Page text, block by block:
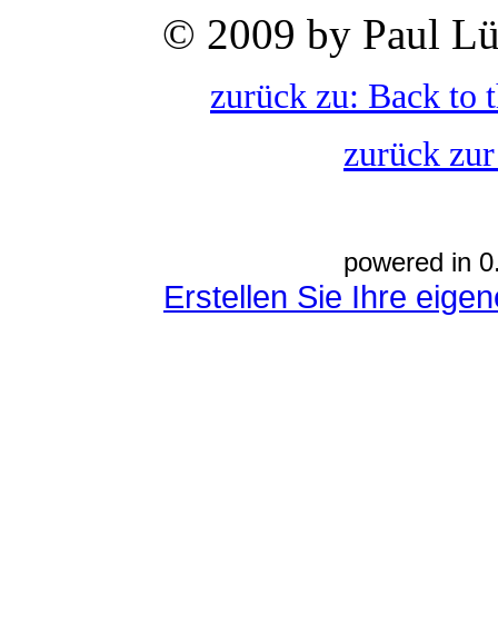
© 2009 by Paul
zurück zu: Back to
zurück
powered in
Erstellen Sie Ihre